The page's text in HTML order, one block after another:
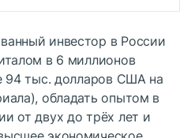
инвестор в России
в 6 миллионов
94 тыс. долларов США на
обладать опытом в
от двух до трёх лет и